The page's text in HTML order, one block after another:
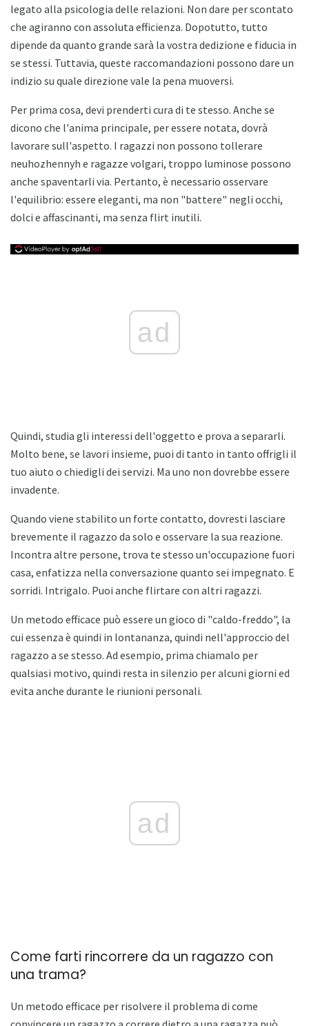
legato alla psicologia delle relazioni. Non dare per scontato
che agiranno con assoluta efficienza. Dopotutto, tutto
dipende da quanto grande sarà la vostra dedizione e fiducia in
se stessi. Tuttavia, queste raccomandazioni possono dare un
indizio su quale direzione vale la pena muoversi.
Per prima cosa, devi prenderti cura di te stesso. Anche se
dicono che l'anima principale, per essere notata, dovrà
lavorare sull'aspetto. I ragazzi non possono tollerare
neuhozhennyh e ragazze volgari, troppo luminose possono
anche spaventarli via. Pertanto, è necessario osservare
l'equilibrio: essere eleganti, ma non "battere" negli occhi,
dolci e affascinanti, ma senza flirt inutili.
ad
Quindi, studia gli interessi dell'oggetto e prova a separarli.
Molto bene, se lavori insieme, puoi di tanto in tanto offrigli il
tuo aiuto o chiedigli dei servizi. Ma uno non dovrebbe essere
invadente.
Quando viene stabilito un forte contatto, dovresti lasciare
brevemente il ragazzo da solo e osservare la sua reazione.
Incontra altre persone, trova te stesso un'occupazione fuori
casa, enfatizza nella conversazione quanto sei impegnato. E
sorridi. Intrigalo. Puoi anche flirtare con altri ragazzi.
Un metodo efficace può essere un gioco di "caldo-freddo", la
cui essenza è quindi in lontananza, quindi nell'approccio del
ragazzo a se stesso. Ad esempio, prima chiamalo per
qualsiasi motivo, quindi resta in silenzio per alcuni giorni ed
evita anche durante le riunioni personali.
ad
Come farti rincorrere da un ragazzo con
una trama?
Un metodo efficace per risolvere il problema di come